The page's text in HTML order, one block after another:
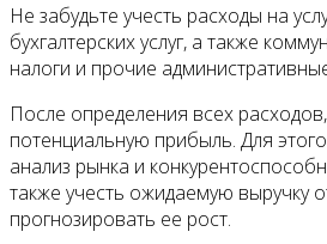
Не забудьте учесть расходы на
бухгалтерских услуг, а также
налоги и прочие
После определения всех
потенциальную прибыль. Для
анализ рынка и
также учесть ожидаемую выручку
прогнозировать ее рост.